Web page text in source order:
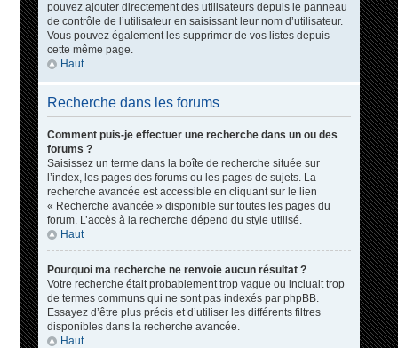
pouvez ajouter directement des utilisateurs depuis le panneau
de contrôle de l’utilisateur en saisissant leur nom d’utilisateur.
Vous pouvez également les supprimer de vos listes depuis
cette même page.
Haut
Recherche dans les forums
Comment puis-je effectuer une recherche dans un ou des
forums ?
Saisissez un terme dans la boîte de recherche située sur
l’index, les pages des forums ou les pages de sujets. La
recherche avancée est accessible en cliquant sur le lien
« Recherche avancée » disponible sur toutes les pages du
forum. L’accès à la recherche dépend du style utilisé.
Haut
Pourquoi ma recherche ne renvoie aucun résultat ?
Votre recherche était probablement trop vague ou incluait trop
de termes communs qui ne sont pas indexés par phpBB.
Essayez d’être plus précis et d’utiliser les différents filtres
disponibles dans la recherche avancée.
Haut